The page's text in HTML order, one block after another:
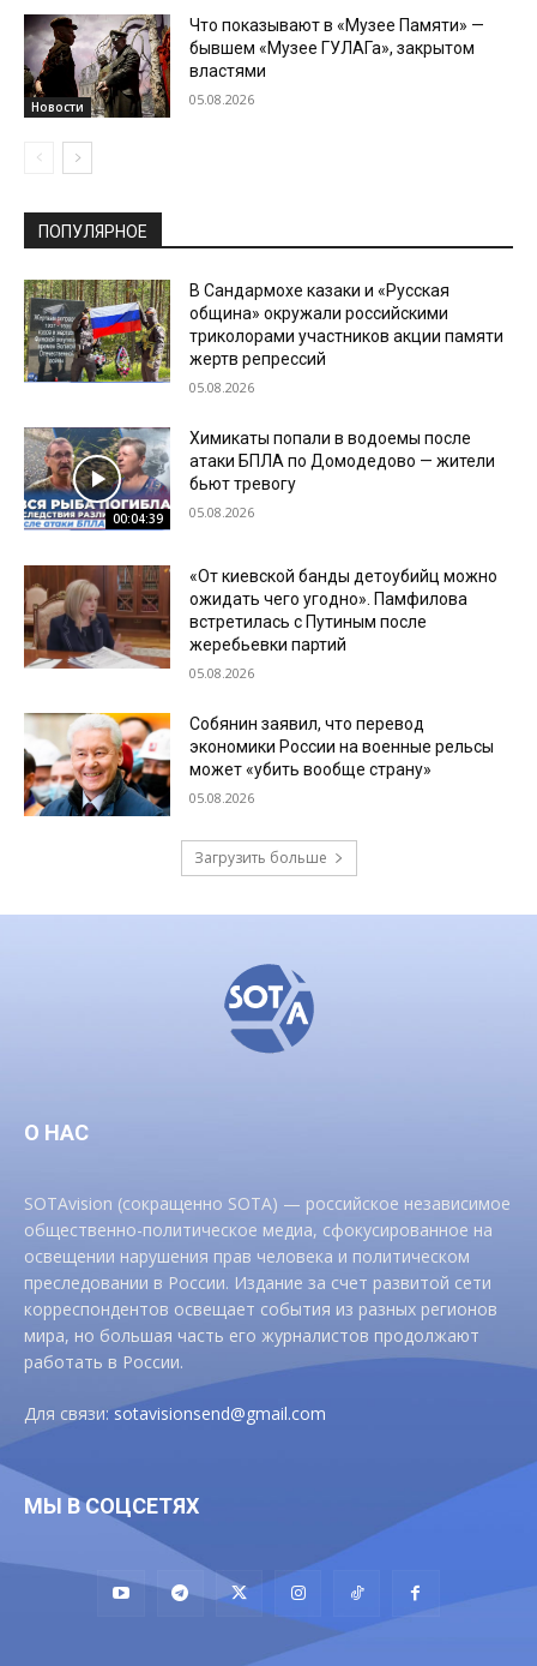
Новости
Что показывают в «Музее Памяти» —
бывшем «Музее ГУЛАГа», закрытом
властями
05.08.2026
ПОПУЛЯРНОЕ
В Сандармохе казаки и «Русская
община» окружали российскими
триколорами участников акции памяти
жертв репрессий
05.08.2026
00:04:39
Химикаты попали в водоемы после
атаки БПЛА по Домодедово — жители
бьют тревогу
05.08.2026
«От киевской банды детоубийц можно
ожидать чего угодно». Памфилова
встретилась с Путиным после
жеребьевки партий
05.08.2026
Собянин заявил, что перевод
экономики России на военные рельсы
может «убить вообще страну»
05.08.2026
Загрузить больше
О НАС
SOTAvision (сокращенно SOTA) — российское независимое
общественно-политическое медиа, сфокусированное на
освещении нарушения прав человека и политическом
преследовании в России. Издание за счет развитой сети
корреспондентов освещает события из разных регионов
мира, но большая часть его журналистов продолжают
работать в России.
Для связи:sotavisionsend@gmail.com
МЫ В СОЦСЕТЯХ